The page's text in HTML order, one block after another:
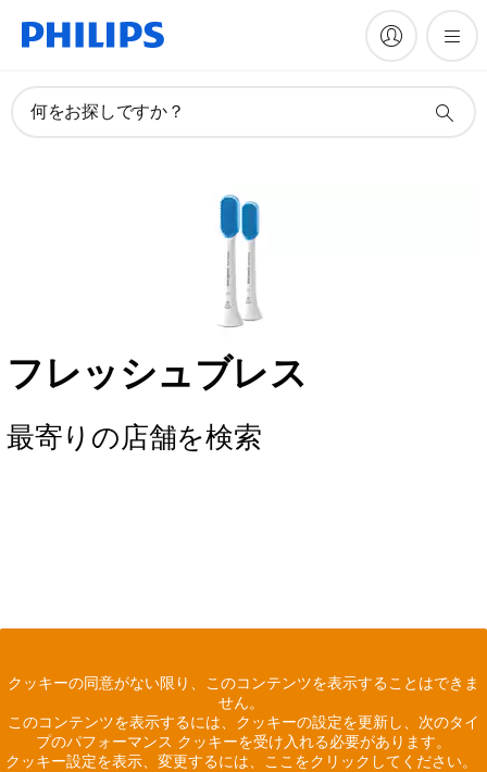
何をお探しですか？
フレッシュブレス
最寄りの店舗を検索
クッキーの同意がない限り、このコンテンツを表示することはできま
せん。
このコンテンツを表示するには、クッキーの設定を更新し、次のタイ
プのパフォーマンス クッキーを受け入れる必要があります。
クッキー設定を表示、変更するには、ここをクリックしてください。